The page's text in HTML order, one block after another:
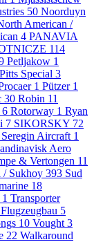
50 Noorduyn
American /
4 PANAVIA
114
Petljakow 1
Pitts Special 3
1 Pützer 1
30 Robin 11
6 Rotorway 1 Ryan
7 SIKORSKY 72
Seregin Aircraft 1
Aero
& Vertongen 11
/ Sukhoy 393 Sud
18
1 Transporter
5
10 Vought 3
22 Walkaround